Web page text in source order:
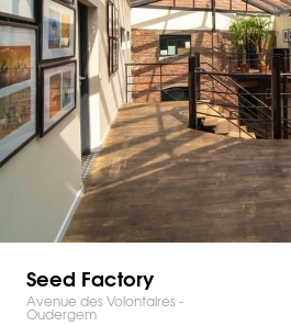
Seed Factory
Avenue des Volontaires -
Oudergem